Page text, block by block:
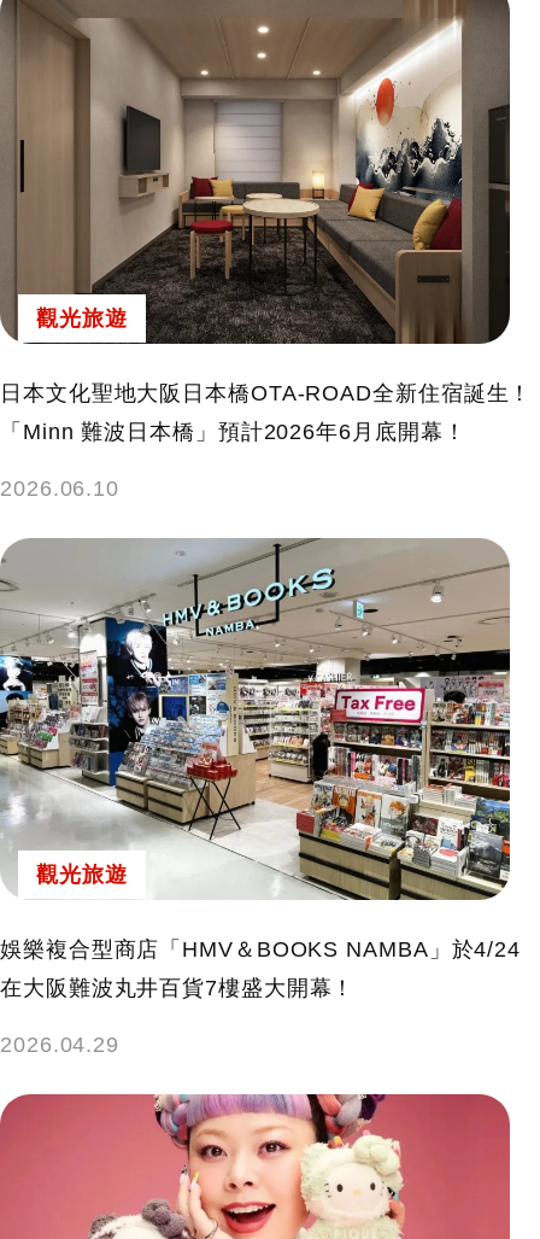
觀光旅遊
日本文化聖地大阪日本橋OTA-ROAD全新住宿誕生！
「Minn 難波日本橋」預計2026年6月底開幕！
2026.06.10
觀光旅遊
娛樂複合型商店「HMV＆BOOKS NAMBA」於4/24
在大阪難波丸井百貨7樓盛大開幕！
2026.04.29